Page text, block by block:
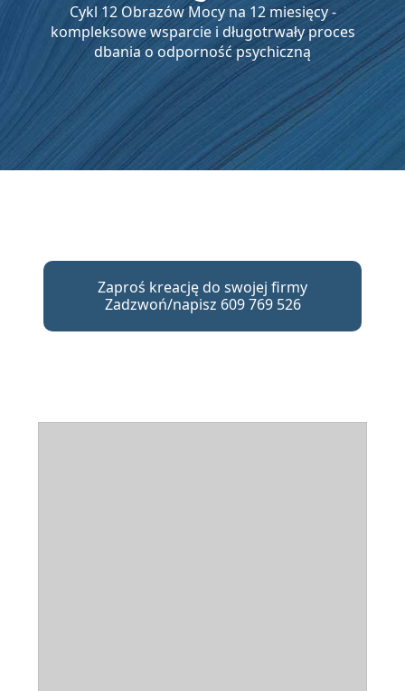
Cykl 12 Obrazów Mocy na 12 miesięcy -
kompleksowe wsparcie i długotrwały proces
dbania o odporność psychiczną
Zaproś kreację do swojej firmy
Zadzwoń/napisz 609 769 526